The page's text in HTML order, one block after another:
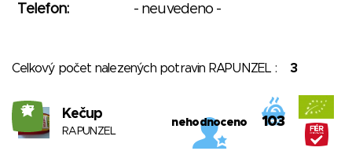
Telefon:
- neuvedeno -
Celkový počet nalezených potravin RAPUNZEL : 3
27 Kečup
RAPUNZEL
nehodnoceno 103